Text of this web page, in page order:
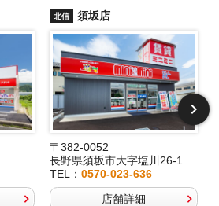
北信 須坂店
〒382-0052
長野県須坂市大字塩川26-1
TEL：0570-023-636
店舗詳細